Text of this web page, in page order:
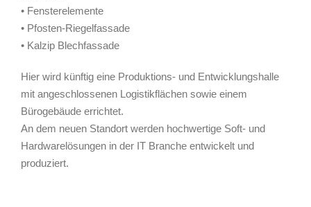
• Fensterelemente
• Pfosten-Riegelfassade
• Kalzip Blechfassade
Hier wird künftig eine Produktions- und Entwicklungshalle
mit angeschlossenen Logistikflächen sowie einem
Bürogebäude errichtet.
An dem neuen Standort werden hochwertige Soft- und
Hardwarelösungen in der IT Branche entwickelt und
produziert.